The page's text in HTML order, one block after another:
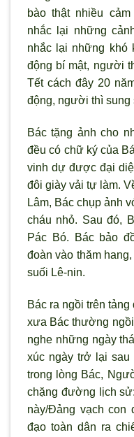
bào thật nhiều
nhắc lại những
nhắc lại những khó
động bí mật, người
Tết cách đây 20
động, người thì sung
Bác tặng ảnh cho
đều có chữ ký của
vinh dự được đại
đôi giày vải tự làm.
Lâm, Bác chụp ảnh
cháu nhỏ. Sau đó,
Pác Bó. Bác bảo
đoàn vào thăm
suối Lê-nin.
Bác ra ngồi trên tảng
xưa Bác thường
nghe những ngày
xúc ngày trở lại sau
trong lòng Bác, Ng
chặng đường lịch
này/Đảng vạch con
đạo toàn dân ra